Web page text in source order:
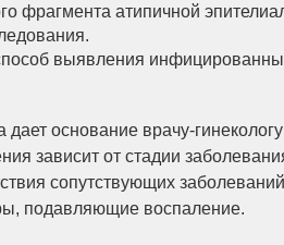
фрагмента атипичной
выявления
основание врачу-
зависит от стадии
сопутствующих
подавляющие воспаление.